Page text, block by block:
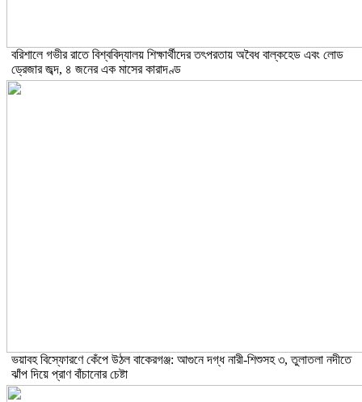
বরিশালে গভীর রাতে বিশ্ববিদ্যালয় শিক্ষার্থীদের তৎপরতায় অবৈধ বাল্কহেড এবং লোড
ড্রেজার জব্দ, ৪ জনের এক মাসের কারাদণ্ড
ভয়াবহ বিস্ফোরণে কেঁপে উঠল বাকেরগঞ্জ: আগুনে দগ্ধ নারী-শিশুসহ ৩, তুলাতলা নদীতে
ঝাঁপ দিয়ে প্রাণ বাঁচানোর চেষ্টা